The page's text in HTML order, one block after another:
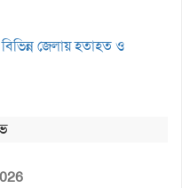
জেলায় হতাহত ও